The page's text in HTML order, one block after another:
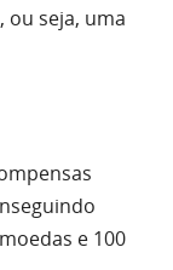
ou seja, uma
e 100